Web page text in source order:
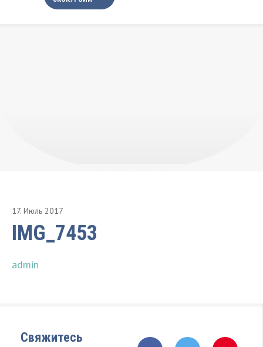
17. Июль 2017
IMG_7453
admin
Свяжитесь